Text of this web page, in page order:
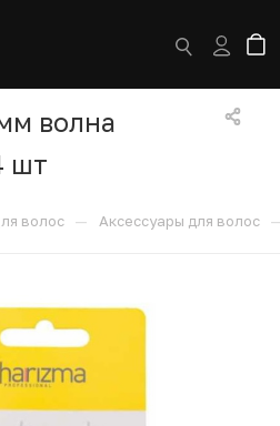
волна
шт
волос — Аксессуары для волос